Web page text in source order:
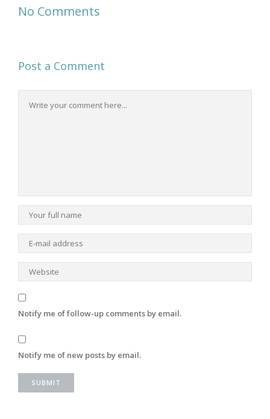
No Comments
Post a Comment
Notify me of follow-up comments by email.
Notify me of new posts by email.